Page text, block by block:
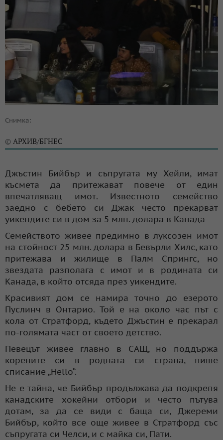
Снимка:
© АРХИВ/БГНЕС
Джъстин Бийбър и съпругата му Хейли, имат
късмета да притежават повече от един
впечатляващ имот. Известното семейство
заедно с бебето си Джак често прекарват
уикендите си в дом за 5 млн. долара в Канада
Семейството живее предимно в луксозен имот
на стойност 25 млн. долара в Бевърли Хилс, като
притежава и жилище в Палм Спрингс, но
звездата разполага с имот и в родината си
Канада, в който отсяда през уикендите.
Красивият дом се намира точно до езерото
Пуслинч в Онтарио. Той е на около час път с
кола от Стратфорд, където Джъстин е прекарал
по-голямата част от своето детство.
Певецът живее главно в САЩ, но поддържа
корените си в родната си страна, пише
списание „Hello“.
Не е тайна, че Бийбър продължава да подкрепя
канадските хокейни отбори и често пътува
дотам, за да се види с баща си, Джереми
Бийбър, който все още живее в Стратфорд със
съпругата си Челси, и с майка си, Пати.